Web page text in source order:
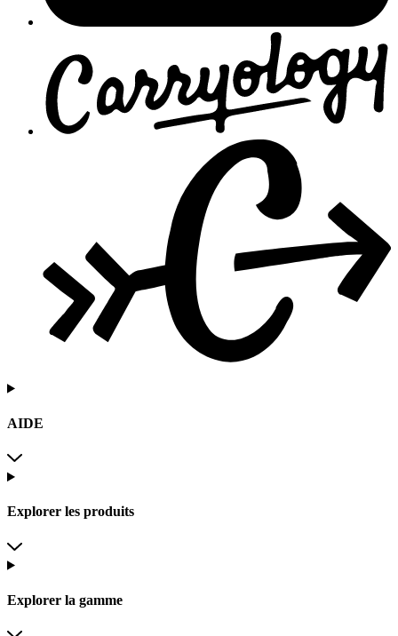
AIDE
Explorer les produits
Explorer la gamme